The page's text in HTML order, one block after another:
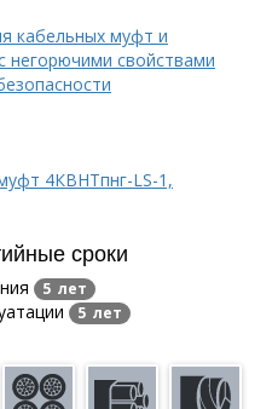
кабельных муфт и
негорючими свойствами
4КВНТпнг-LS-1,
сроки
5 лет
5 лет